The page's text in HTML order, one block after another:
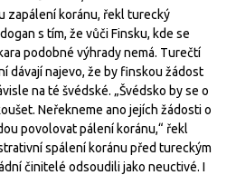
zapálení koránu, řekl turecký
s tím, že vůči Finsku, kde se
podobné výhrady nemá. Turečtí
dávají najevo, že by finskou žádost
na té švédské. „Švédsko by se o
Neřekneme ano jejích žádosti o
povolovat pálení koránu,“ řekl
spálení koránu před tureckým
činitelé odsoudili jako neuctivé. I